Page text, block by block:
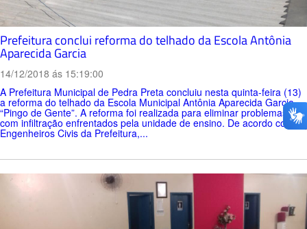
Prefeitura conclui reforma do telhado da Escola Antônia
Aparecida Garcia
14/12/2018 ás 15:19:00
A Prefeitura Municipal de Pedra Preta concluiu nesta quinta-feira (13)
a reforma do telhado da Escola Municipal Antônia Aparecida Garcia –
“Pingo de Gente”. A reforma foi realizada para eliminar problemas
com infiltração enfrentados pela unidade de ensino. De acordo com os
Engenheiros Civis da Prefeitura,...